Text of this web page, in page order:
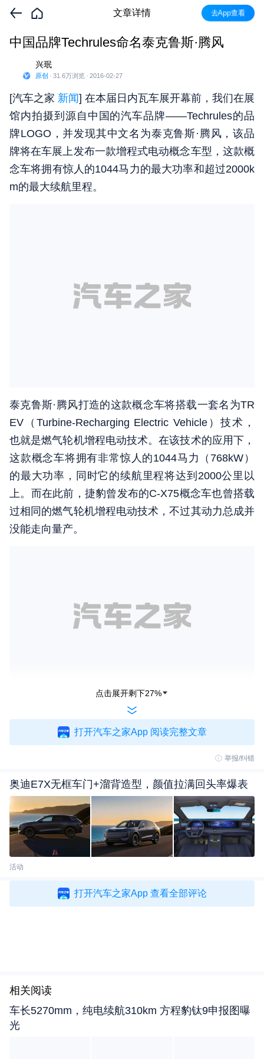
文章详情 去App查看
中国品牌Techrules命名泰克鲁斯·腾风
兴珉
原创 · 31.6万浏览 · 2016-02-27
[汽车之家 新闻] 在本届日内瓦车展开幕前，我们在展
馆内拍摄到源自中国的汽车品牌——Techrules的品
牌LOGO，并发现其中文名为泰克鲁斯·腾风，该品
牌将在车展上发布一款增程式电动概念车型，这款概
念车将拥有惊人的1044马力的最大功率和超过2000k
m的最大续航里程。
泰克鲁斯·腾风打造的这款概念车将搭载一套名为TR
EV（Turbine-Recharging Electric Vehicle）技术，
也就是燃气轮机增程电动技术。在该技术的应用下，
这款概念车将拥有非常惊人的1044马力（768kW）
的最大功率，同时它的续航里程将达到2000公里以
上。而在此前，捷豹曾发布的C-X75概念车也曾搭载
过相同的燃气轮机增程电动技术，不过其动力总成并
没能走向量产。
泰克鲁斯·腾风品牌隶属于中国至玥腾风科技投资有
限公司（TXR-S），母公司成立于2011年，是一家
综合性高新技术产业集团，公司着力打造航空动力增
程式汽车、特种纤维、可再生能源、航天军工四大业
工集团等大型企业建立了紧密的合作关系。（文/汽
车之家 兴珉）
更多阅读：
续航超过2000km Techrules将发布概念车
点击展开剩下27%
打开汽车之家App 阅读完整文章
举报/纠错
奥迪E7X无框车门+溜背造型，颜值拉满回头率爆表
活动
打开汽车之家App 查看全部评论
相关阅读
车长5270mm，纯电续航310km 方程豹钛9申报图曝
光